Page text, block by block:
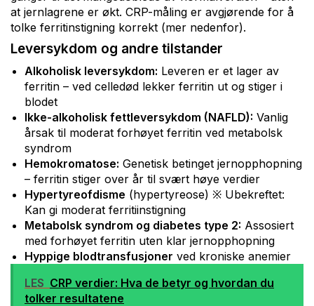
at jernlagrene er økt. CRP-måling er avgjørende for å
tolke ferritinstigning korrekt (mer nedenfor).
Leversykdom og andre tilstander
Alkoholisk leversykdom: Leveren er et lager av
ferritin – ved celledød lekker ferritin ut og stiger i
blodet
Ikke-alkoholisk fettleversykdom (NAFLD): Vanlig
årsak til moderat forhøyet ferritin ved metabolsk
syndrom
Hemokromatose: Genetisk betinget jernopphopning
– ferritin stiger over år til svært høye verdier
Hypertyreofdisme (hypertyreose) ※ Ubekreftet:
Kan gi moderat ferritiinstigning
Metabolsk syndrom og diabetes type 2: Assosiert
med forhøyet ferritin uten klar jernopphopning
Hyppige blodtransfusjoner ved kroniske anemier
LES CRP verdier: Hva de betyr og hvordan du
tolker resultatene